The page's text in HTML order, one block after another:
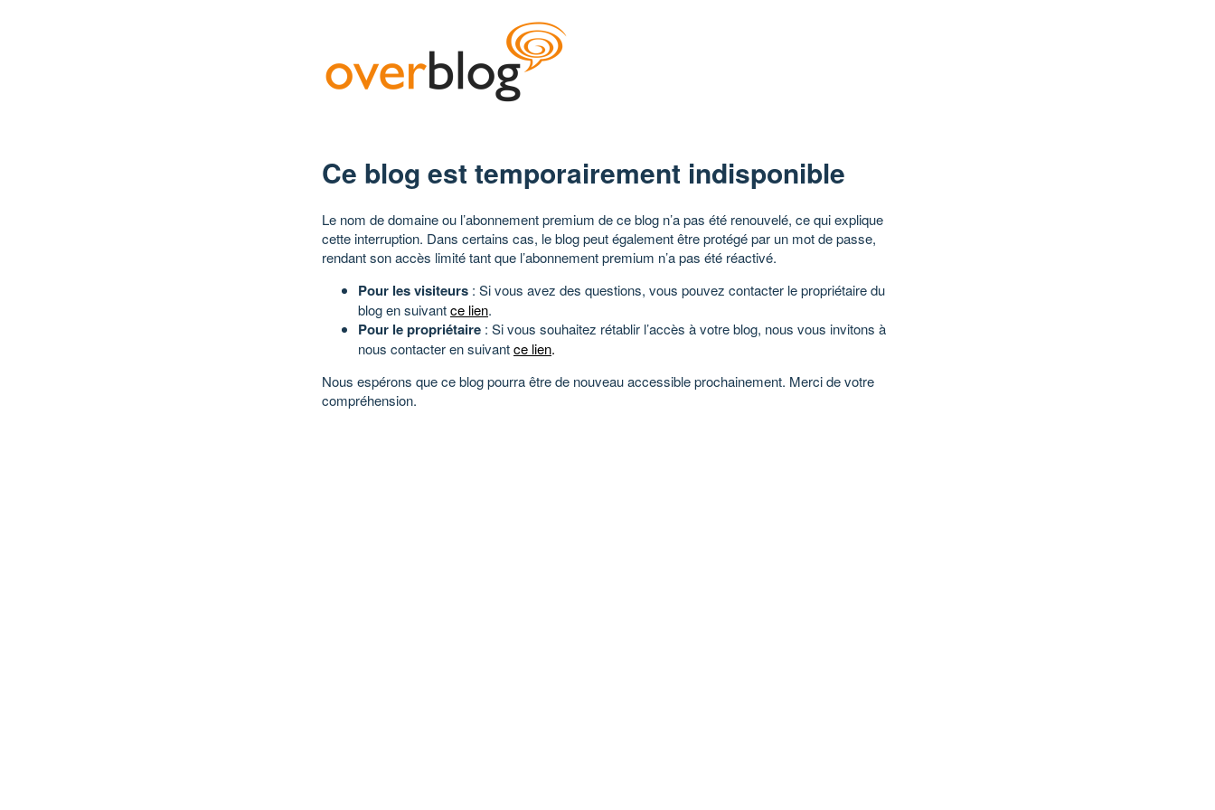
Ce blog est temporairement indisponible
Le nom de domaine ou l’abonnement premium de ce blog n’a pas été renouvelé, ce qui explique
cette interruption. Dans certains cas, le blog peut également être protégé par un mot de passe,
rendant son accès limité tant que l’abonnement premium n’a pas été réactivé.
Pour les visiteurs : Si vous avez des questions, vous pouvez contacter le propriétaire du
blog en suivantce lien.
Pour le propriétaire : Si vous souhaitez rétablir l’accès à votre blog, nous vous invitons à
nous contacter en suivantce lien.
Nous espérons que ce blog pourra être de nouveau accessible prochainement. Merci de votre
compréhension.